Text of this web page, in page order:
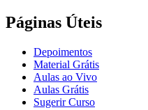
Páginas Úteis
Depoimentos
Material Grátis
Aulas ao Vivo
Aulas Grátis
Sugerir Curso